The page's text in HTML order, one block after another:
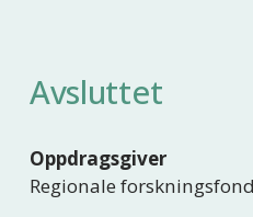
Avsluttet
Oppdragsgiver
Regionale forskningsfond